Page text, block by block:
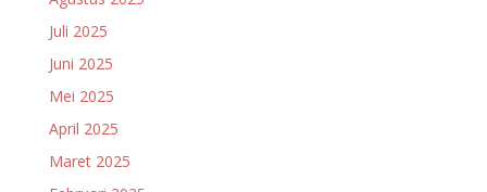
Juli 2025
Juni 2025
Mei 2025
April 2025
Maret 2025